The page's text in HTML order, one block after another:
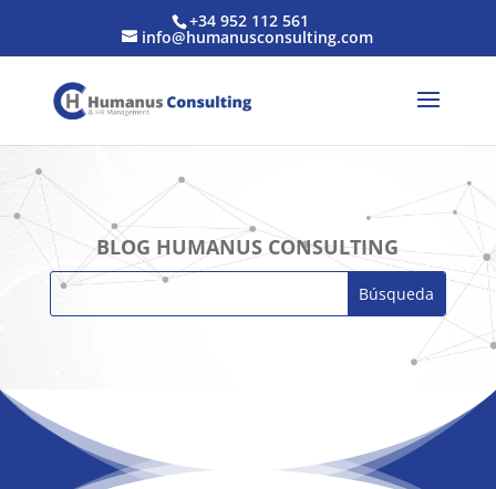
+34 952 112 561
info@humanusconsulting.com
BLOG HUMANUS CONSULTING